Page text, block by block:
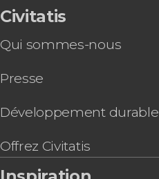
Civitatis
Qui sommes-nous
Presse
Développement durable
Offrez Civitatis